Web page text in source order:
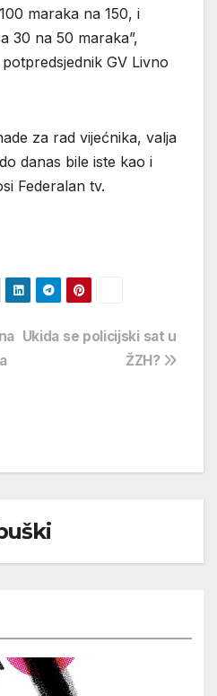
maraka na 150, i
30 na 50 maraka”,
GV Livno
za rad vijećnika, valja
danas bile iste kao i
Federalan tv.
Ukida se policijski sat u
ŽZH?